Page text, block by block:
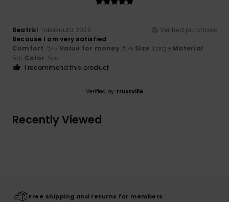
Beatrix1. lokakuuta 2025
Verified purchase
Because I am very satisfied
Comfort: 5/5 Value for money: 5 /5 Size: Large Material:
5/5 Color: 5/5
I recommend this product
Verified by TrustVille
Recently Viewed
Free shipping and returns for members